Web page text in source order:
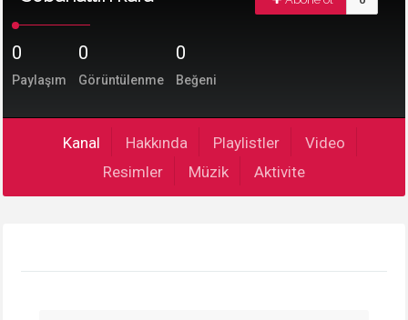
0
Paylaşım
0
Görüntülenme
0
Beğeni
Kanal Hakkında Playlistler
Video
Resimler
Müzik Aktivite